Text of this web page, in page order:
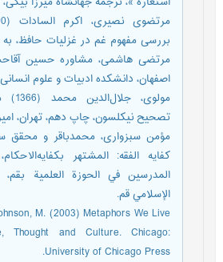
بررسی مفهوم غم در غزلیات حافظ، به
مرتضی هاشمی، مشاوره حسین
اصفهان، دانشکده ادبیات و علوم انسانی.
مولوی،
تصحیح ‎نیکلسون، چاپ دهم، تهران، امیر‌کبیر.
كفايه الفقه: المشتهر
المدرسين في الحوزة العلمیة
الإسلامي قم.
M. (2003) Metaphors We Live
Thought and Culture. Chicago:
University of Chicago Press.